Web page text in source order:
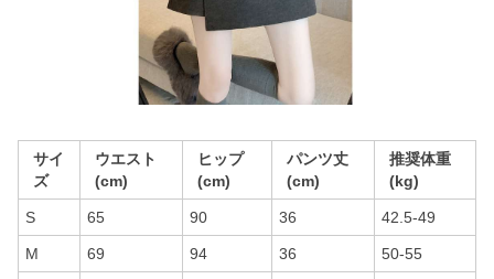
サイ
ズ
ウエスト
(cm)
ヒップ
(cm)
パンツ丈
(cm)
推奨体重
(kg)
S 65 90 36 42.5-49
M 69 94 36 50-55